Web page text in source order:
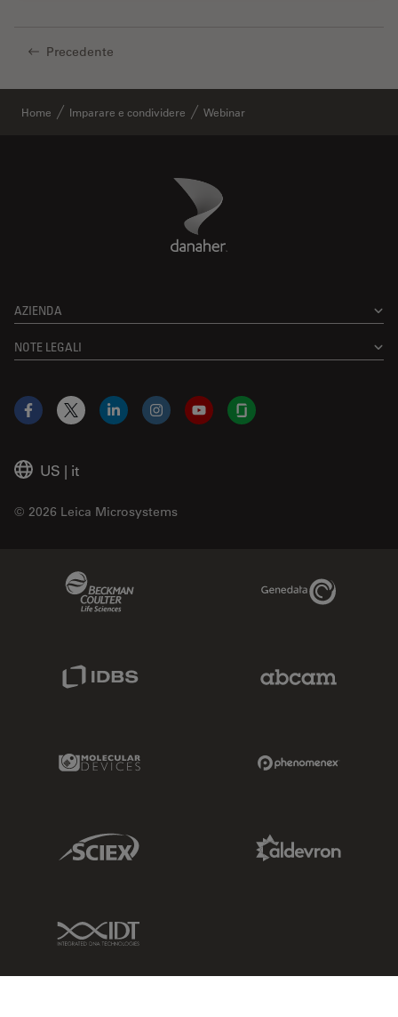
Precedente
Home Imparare e condividere Webinar
Danaher Logo
AZIENDA
NOTE LEGALI
US | it
© 2026 Leica Microsystems
Facebook
X LinkedInInstagramYouTubeGlassdoor
Genedata Link
IDBS Link
Molecular Devices Link
Sciex Link
IDT Link